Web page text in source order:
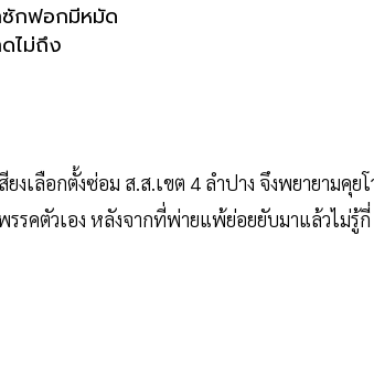
ซักฟอกมีหมัด
ไม่ถึง
เลือกตั้งซ่อม ส.ส.เขต 4 ลำปาง จึงพยายามคุยโ
รคตัวเอง หลังจากที่พ่ายแพ้ย่อยยับมาแล้วไม่รู้กี่